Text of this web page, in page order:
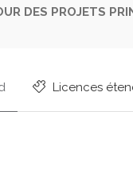
DES PROJETS
Licences